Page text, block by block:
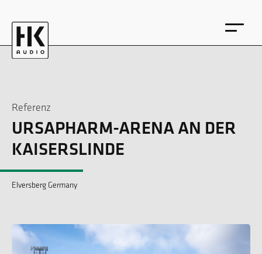
EN DE
Referenz
URSAPHARM-ARENA AN DER
KAISERSLINDE
Elversberg Germany